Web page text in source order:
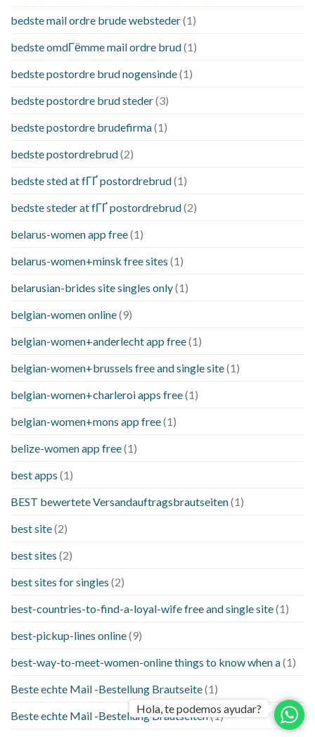
bedste mail ordre brude websteder(1)
bedste omdГёmme mail ordre brud(1)
bedste postordre brud nogensinde(1)
bedste postordre brud steder(3)
bedste postordre brudefirma(1)
bedste postordrebrud(2)
bedste sted at fГҐ postordrebrud(1)
bedste steder at fГҐ postordrebrud(2)
belarus-women app free(1)
belarus-women+minsk free sites (1)
belarusian-brides site singles only(1)
belgian-women online(9)
belgian-women+anderlecht app free(1)
belgian-women+brussels free and single site(1)
belgian-women+charleroi apps free(1)
belgian-women+mons app free(1)
belize-women app free(1)
best apps (1)
BEST bewertete Versandauftragsbrautseiten(1)
best site(2)
best sites (2)
best sites for singles (2)
best-countries-to-find-a-loyal-wife free and single site(1)
best-pickup-lines online(9)
best-way-to-meet-women-online things to know when a(1)
Beste echte Mail -Bestellung Brautseite(1)
Beste echte Mail -Bestellung Brautseiten(1)
Hola, te podemos ayudar?